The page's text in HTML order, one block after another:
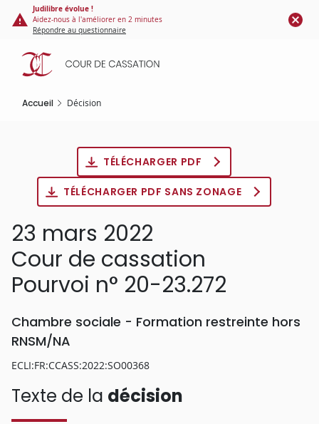
Panneau de gestion des cookies
contenu
principal
Judilibre évolue !
Aidez-nous à l'améliorer en 2 minutes
Répondre au questionnaire
Accueil Décision
TÉLÉCHARGER PDF
TÉLÉCHARGER PDF SANS ZONAGE
23 mars 2022
Cour de cassation
Pourvoi n° 20-23.272
Chambre sociale - Formation restreinte hors
RNSM/NA
ECLI:FR:CCASS:2022:SO00368
Texte de la décision